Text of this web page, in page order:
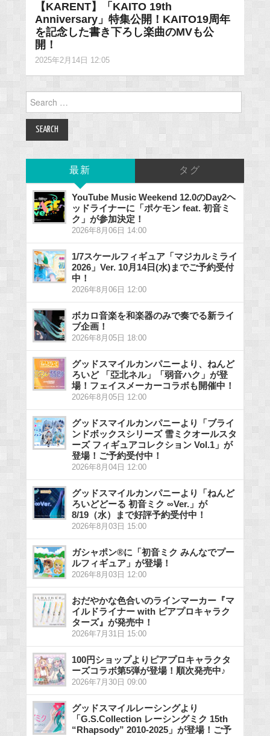
【KARENT】「KAITO 19th
Anniversary」特集公開！KAITO19周年
を記念した書き下ろし楽曲のMVも公
開！
2025年2月14日 12:05
Search
for:
最新 タグ
YouTube Music Weekend 12.0のDay2ヘ
ッドライナーに「ポケモン feat. 初音ミ
ク」が参加決定！
2026年8月06日 14:00
1/7スケールフィギュア「マジカルミライ
2026」Ver. 10月14日(水)までご予約受付
中！
2026年8月06日 12:00
ボカロ音楽を和楽器のみで奏でる新ライ
ブ企画！
2026年8月05日 18:00
グッドスマイルカンパニーより、ねんど
ろいど 「亞北ネル」「弱音ハク」が登
場！フェイスメーカーコラボも開催中！
2026年8月05日 12:00
グッドスマイルカンパニーより「ブライ
ンドボックスシリーズ 雪ミクオールスタ
ーズ フィギュアコレクション Vol.1」が
登場！ご予約受付中！
2026年8月04日 12:00
グッドスマイルカンパニーより「ねんど
ろいどどーる 初音ミク ∞Ver.」が
8/19（水）まで好評予約受付中！
2026年8月03日 15:00
ガシャポン®に「初音ミク みんなでプー
ルフィギュア」が登場！
2026年8月03日 12:00
おだやかな色合いのラインマーカー『マ
イルドライナー with ピアプロキャラク
ターズ』が発売中！
2026年7月31日 15:00
100円ショップよりピアプロキャラクタ
ーズコラボ第5弾が登場！順次発売中♪
2026年7月30日 09:00
グッドスマイルレーシングより
「G.S.Collection レーシングミク 15th
“Rhapsody” 2010-2025」が登場！ご予